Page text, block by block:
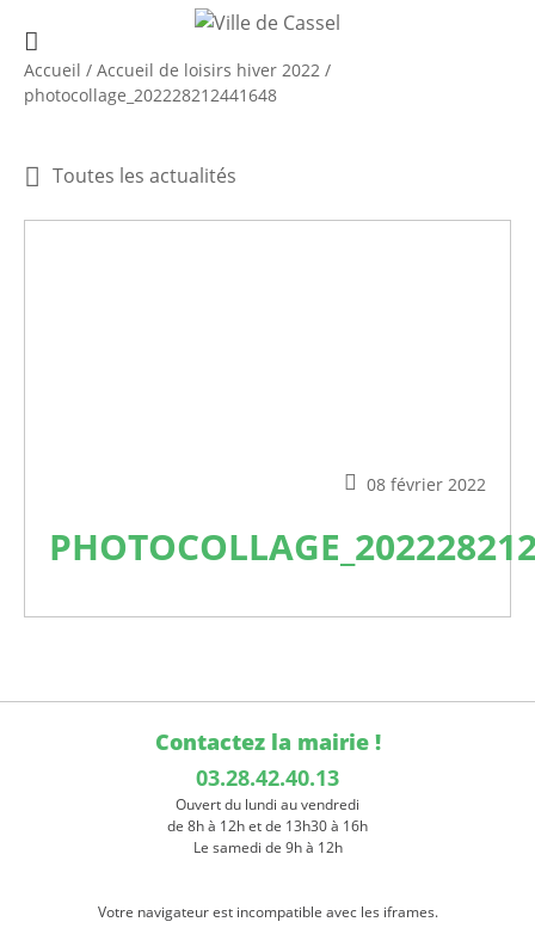
Accueil / Accueil de loisirs hiver 2022 /
photocollage_202228212441648
Toutes les actualités
08 février 2022
Contactez la mairie !
03.28.42.40.13
Ouvert du lundi au vendredi
de 8h à 12h et de 13h30 à 16h
Le samedi de 9h à 12h
Votre navigateur est incompatible avec les iframes.